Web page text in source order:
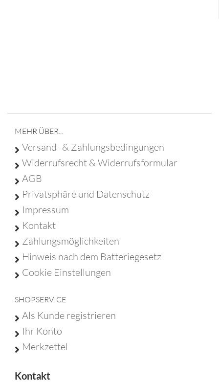
MEHR ÜBER...
Versand- & Zahlungsbedingungen
Widerrufsrecht & Widerrufsformular
AGB
Privatsphäre und Datenschutz
Impressum
Kontakt
Zahlungsmöglichkeiten
Hinweis nach dem Batteriegesetz
Cookie Einstellungen
SHOPSERVICE
Als Kunde registrieren
Ihr Konto
Merkzettel
Kontakt